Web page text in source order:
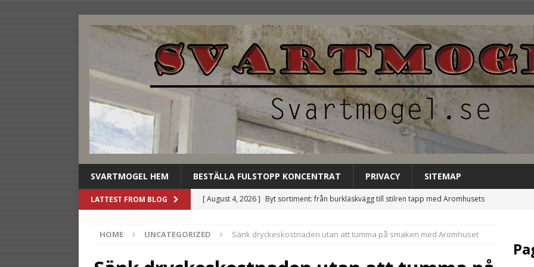
SVARTMOGEL HEM BESTÄLLA FULSTOPP KONCENTRAT PRIVACY SITEMAP
LATTEST FROM BLOG [ August 4, 2026 ] Byt sortiment: från burkläskvägg till stilren tapp med Aromhusets
[ August 3, 2026 ] Låt Aromhusets stilldrink bli gästens förstahandsval på
dryckesbuffén
UNCATEGORIZED
HOME UNCATEGORIZED Sänk dryckeskostnaden utan att tumma på smaken med Aromhuset